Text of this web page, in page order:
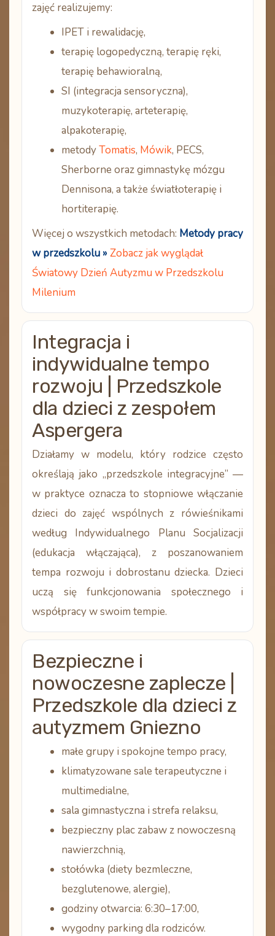
zajęć realizujemy:
IPET i rewalidację,
terapię logopedyczną, terapię ręki,
terapię behawioralną,
SI (integracja sensoryczna),
muzykoterapię, arteterapię,
alpakoterapię,
metodyTomatis, Mówik, PECS,
Sherborne orazgimnastykę mózgu
Dennisona, a także światłoterapię i
hortiterapię.
Więcej o wszystkich metodach: Metody pracy
w przedszkolu »Zobacz jak wyglądał
Światowy Dzień Autyzmu w Przedszkolu
Milenium
Integracja i
indywidualne tempo
rozwoju | Przedszkole
dla dzieci z zespołem
Aspergera
Działamy w modelu, który rodzice często
określają jako „przedszkole integracyjne” —
w praktyce oznacza to stopniowe włączanie
dzieci do zajęć wspólnych z rówieśnikami
według Indywidualnego Planu Socjalizacji
(edukacja włączająca), z poszanowaniem
tempa rozwoju i dobrostanu dziecka. Dzieci
uczą się funkcjonowania społecznego i
współpracy w swoim tempie.
Bezpieczne i
nowoczesne zaplecze |
Przedszkole dla dzieci z
autyzmem Gniezno
małe grupy i spokojne tempo pracy,
klimatyzowane sale terapeutyczne i
multimedialne,
sala gimnastyczna i strefa relaksu,
bezpieczny plac zabaw z nowoczesną
nawierzchnią,
stołówka (diety bezmleczne,
bezglutenowe, alergie),
godziny otwarcia: 6:30–17:00,
wygodny parking dla rodziców.